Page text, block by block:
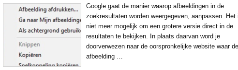
Google gaat de manier waarop afbeeldingen in de
zoekresultaten worden weergegeven, aanpassen. Het
niet meer mogelijk om een grotere versie direct in de
resultaten te bekijken. In plaats daarvan word je
doorverwezen naar de oorspronkelijke website waar de
afbeelding …